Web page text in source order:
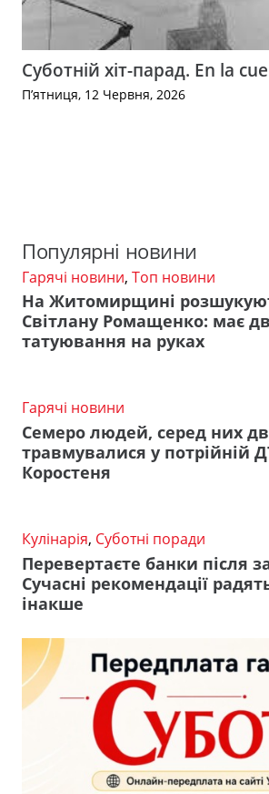
Суботній хіт-парад. En la
П’ятниця, 12 Червня, 2026
Популярні новини
Гарячі новини, Топ новини
На Житомирщині
Світлану Ромащенко: має
татуювання на руках
Гарячі новини
Семеро людей, серед них
травмувалися у потрійній
Коростеня
Кулінарія, Суботні поради
Перевертаєте банки після
Сучасні рекомендації
інакше